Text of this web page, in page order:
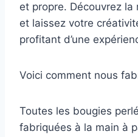
et propre. Découvrez
et laissez votre
profitant d’une
Voici comment nous
Toutes les bougies
fabriquées à la main à